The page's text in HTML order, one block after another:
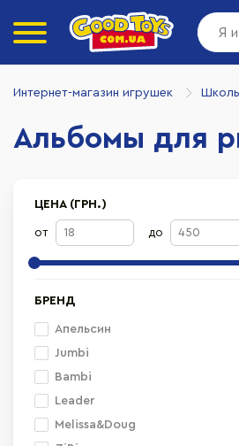
Интернет-магазин игрушек
Альбомы для
ЦЕНА (ГРН.)
от до
БРЕНД
Апельсин
Jumbi
Bambi
Leader
Melissa&Doug